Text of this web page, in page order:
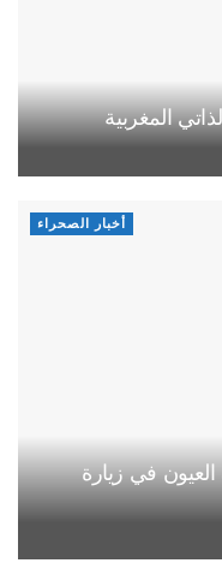
المغربية
أخبار الصحراء
العيون في زيارة